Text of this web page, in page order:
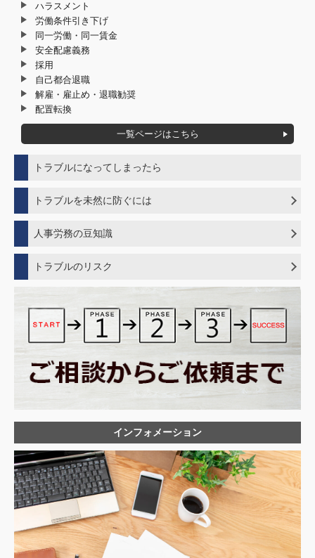
ハラスメント
労働条件引き下げ
同一労働・同一賃金
安全配慮義務
採用
自己都合退職
解雇・雇止め・退職勧奨
配置転換
一覧ページはこちら
トラブルになってしまったら
トラブルを未然に防ぐには
自己都合退職でトラブルを起こさないポイント
退職勧奨や解雇に至った場合にトラブルを避けるための手順
未払い残業を発生させない労務管理体制
人事労務の豆知識
ワークアウトとは
ジョブディスクリプションとは
ジョブ型雇用とは
パタハラとは
労働条件の不利益変更にあたるケースとは
産後パパ育休
固定残業代の基礎知識
割増賃金の基礎知識
同一労働同一賃金の影響
同一労働同一賃金とは
解雇権濫用法理とは
テレワークにおけるメンタルヘルス対策
外国人労働者の雇用ルール
メンタルヘルスケアの基本
試用期間の基礎知識
トラブルのリスク
外国人雇用でトラブルが発生すると・・・
未払い残業代問題が発生すると・・・
同一労働同一賃金問題が発生すると・・
採用トラブルが発生すると・・・
解雇トラブルが起きてしまうと・・・
育休に絡んだトラブルが発生すると・・
安全配慮義務違反をしてトラブルになってしまうと・・・
インフォメーション